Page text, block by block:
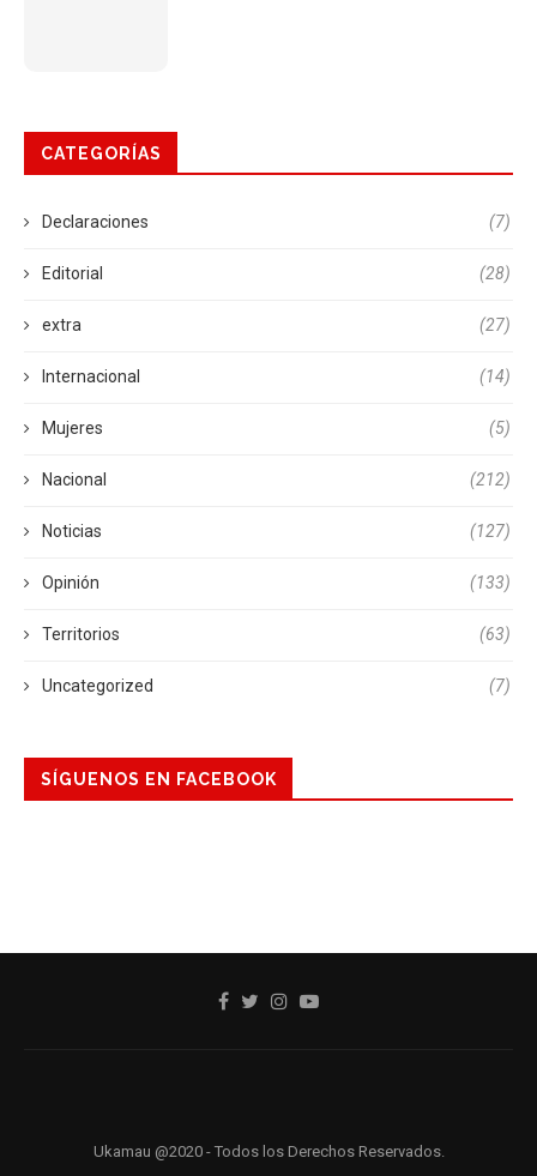
CATEGORÍAS
Declaraciones (7)
Editorial (28)
extra (27)
Internacional (14)
Mujeres (5)
Nacional (212)
Noticias (127)
Opinión (133)
Territorios (63)
Uncategorized (7)
SÍGUENOS EN FACEBOOK
Ukamau @2020 - Todos los Derechos Reservados.